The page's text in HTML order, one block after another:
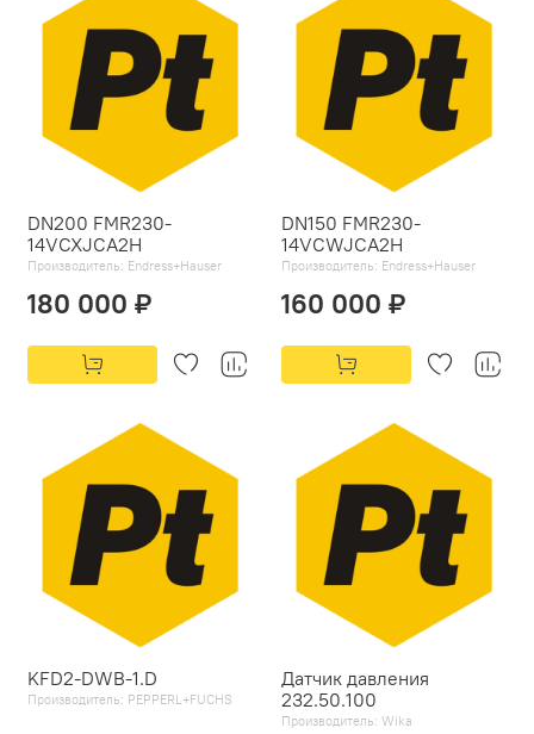
DN200 FMR230-
14VCXJCA2H
Производитель: Endress+Hauser
180 000 ₽
DN150 FMR230-
14VCWJCA2H
Производитель: Endress+Hauser
160 000 ₽
KFD2-DWB-1.D
Производитель: PEPPERL+FUCHS
Датчик давления
232.50.100
Производитель: Wika